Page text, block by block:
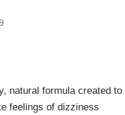
natural formula created
feelings of dizziness